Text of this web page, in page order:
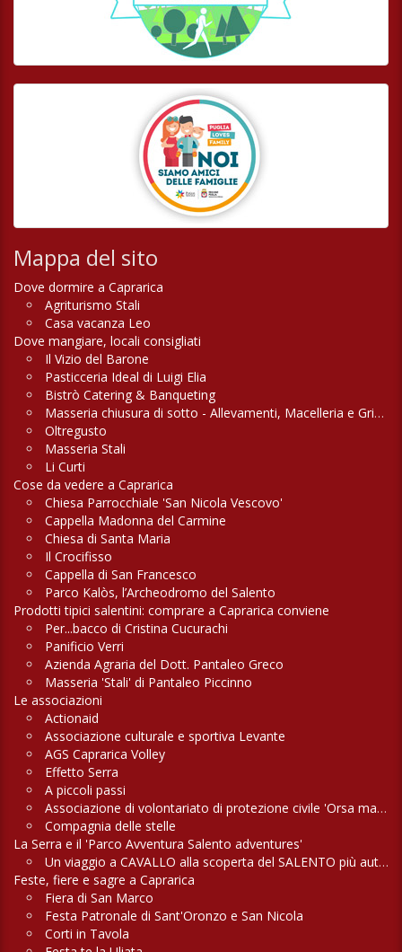
Mappa del sito
Dove dormire a Caprarica
Agriturismo Stali
Casa vacanza Leo
Dove mangiare, locali consigliati
Il Vizio del Barone
Pasticceria Ideal di Luigi Elia
Bistrò Catering & Banqueting
Masseria chiusura di sotto - Allevamenti, Macelleria e Griglieria
Oltregusto
Masseria Stali
Li Curti
Cose da vedere a Caprarica
Chiesa Parrocchiale 'San Nicola Vescovo'
Cappella Madonna del Carmine
Chiesa di Santa Maria
Il Crocifisso
Cappella di San Francesco
Parco Kalòs, l’Archeodromo del Salento
Prodotti tipici salentini: comprare a Caprarica conviene
Per...bacco di Cristina Cucurachi
Panificio Verri
Azienda Agraria del Dott. Pantaleo Greco
Masseria 'Stali' di Pantaleo Piccinno
Le associazioni
Actionaid
Associazione culturale e sportiva Levante
AGS Caprarica Volley
Effetto Serra
A piccoli passi
Associazione di volontariato di protezione civile 'Orsa maggiore'
Compagnia delle stelle
La Serra e il 'Parco Avventura Salento adventures'
Un viaggio a CAVALLO alla scoperta del SALENTO più autentico
Feste, fiere e sagre a Caprarica
Fiera di San Marco
Festa Patronale di Sant'Oronzo e San Nicola
Corti in Tavola